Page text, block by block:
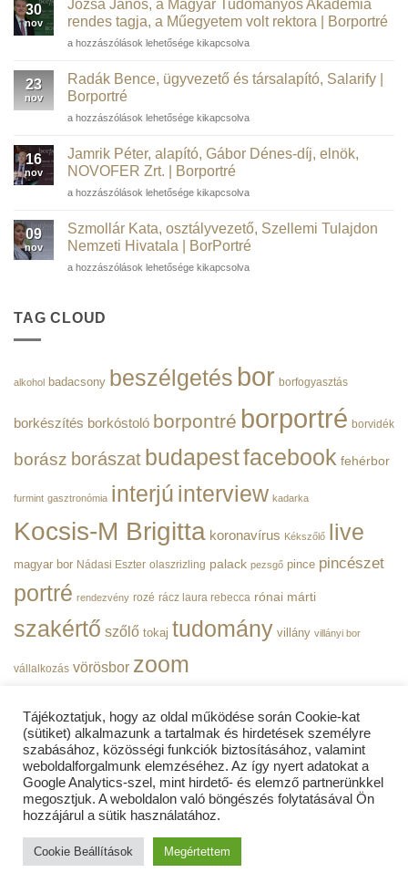
szakember,
kortárs
műgyűjtő,
WSTGroup |
Borportré
bejegyzéshez
30
nov
Józsa János, a Magyar Tudományos Akadémia
rendes tagja, a Műegyetem volt rektora | Borportré
Józsa
a
Magyar
Tudományos
Akadémia
tagja,
a
volt
|
Borportré
a hozzászólások lehetősége kikapcsolva
23
nov
Radák Bence, ügyvezető és társalapító, Salarify |
Borportré
Radák
ügyvezető
és
társalapító,
Salarify
Borportré
bejegyzéshez
a hozzászólások lehetősége kikapcsolva
16
nov
Jamrik Péter, alapító, Gábor Dénes-díj, elnök,
NOVOFER Zrt. | Borportré
Jamrik
alapító,
Gábor
Dénes-
díj,
Zrt.
a hozzászólások lehetősége kikapcsolva
09
nov
Szmollár Kata, osztályvezető, Szellemi Tulajdon
Nemzeti Hivatala | BorPortré
Szmollár
Szellemi
BorPortré
a hozzászólások lehetősége kikapcsolva
TAG CLOUD
alkohol badacsony beszélgetés bor borfogyasztás
borkészítés borkóstoló borpontré borportré borvidék
borász borászat budapestfacebook fehérbor
furmint gasztronómia interjú interview kadarka
Kocsis-M Brigitta koronavírus Kékszőlő live
magyar bor Nádasi Eszter olaszrizling palack pezsgő pince pincészet
portré rendezvény rozé rácz laura rebecca rónai márti
szakértő szőlő tokaj tudomány villány villányi bor
vállalkozás vörösbor zoom
ADATVÉDELMI TÁJÉKOZTATÓ
BorPortré | Copyright 2019 - 2026© Minden jog fenntartva! |
WEBLOCK MEDIA LTD
weblockmedia.co.uk
| Our website is 256 bit SSL secured by
COMODO Cybersecurity
Tájékoztatjuk, hogy az oldal működése során Cookie-kat
(sütiket) alkalmazunk a tartalmak és hirdetések személyre
szabásához, közösségi funkciók biztosításához, valamint
weboldalforgalmunk elemzéséhez. Az így nyert adatokat a
Google Analytics-szel, mint hirdető- és elemző partnerünkkel
megosztjuk. A weboldalon való böngészés folytatásával Ön
hozzájárul a sütik használatához.
Cookie Beállítások Megértettem